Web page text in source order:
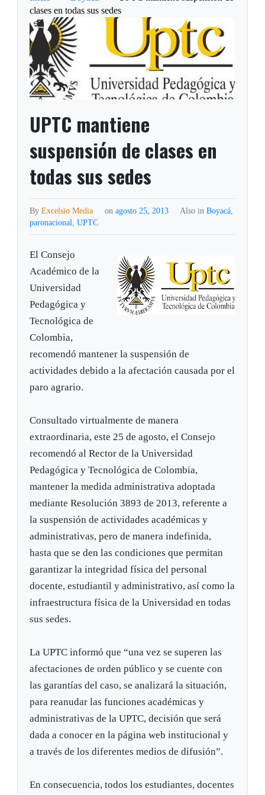
clases en todas sus sedes
UPTC mantiene
suspensión de clases en
todas sus sedes
ByExcelsio Media on agosto 25, 2013 Also in Boyacá,
paronacional,UPTC
El Consejo
Académico de la
Universidad
Pedagógica y
Tecnológica de
Colombia,
recomendó mantener la suspensión de
actividades debido a la afectación causada por el
paro agrario.
Consultado virtualmente de manera
extraordinaria, este 25 de agosto, el Consejo
recomendó al Rector de la Universidad
Pedagógica y Tecnológica de Colombia,
mantener la medida administrativa adoptada
mediante Resolución 3893 de 2013, referente a
la suspensión de actividades académicas y
administrativas, pero de manera indefinida,
hasta que se den las condiciones que permitan
garantizar la integridad física del personal
docente, estudiantil y administrativo, así como la
infraestructura física de la Universidad en todas
sus sedes.
La UPTC informó que “una vez se superen las
afectaciones de orden público y se cuente con
las garantías del caso, se analizará la situación,
para reanudar las funciones académicas y
administrativas de la UPTC, decisión que será
dada a conocer en la página web institucional y
a través de los diferentes medios de difusión”.
En consecuencia, todos los estudiantes, docentes